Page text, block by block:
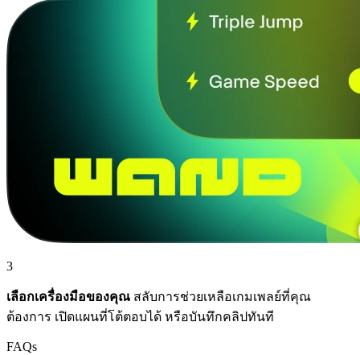
3
เลือกเครื่องมือของคุณ สลับการช่วยเหลือเกมเพลย์ที่คุณ
ต้องการ เปิดแผนที่โต้ตอบได้ หรือบันทึกคลิปทันที
FAQs